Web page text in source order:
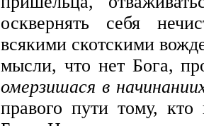
осквернять себя
всякими скотскими
мысли, что нет Бога,
омерзишася в
правого пути тому,